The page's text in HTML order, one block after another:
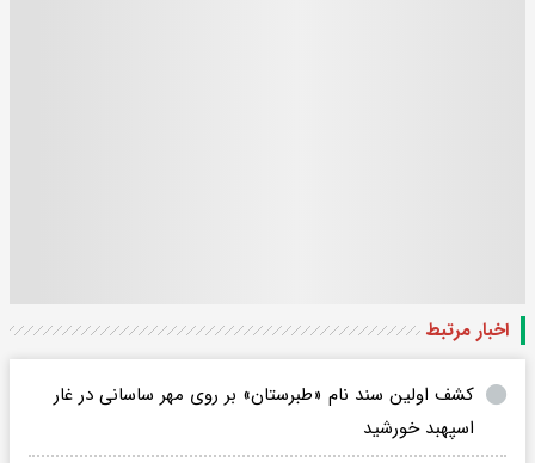
اخبار مرتبط
کشف اولین سند نام «طبرستان» بر روی مهر ساسانی در غار
اسپهبد خورشید